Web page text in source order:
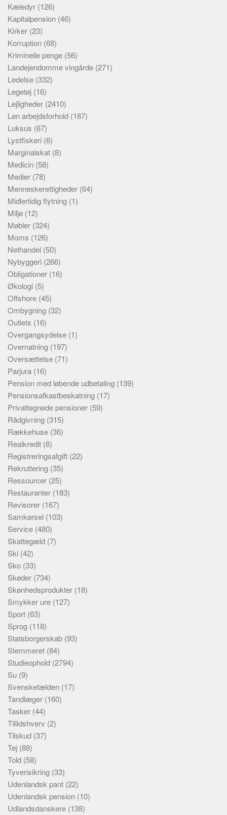
Kæledyr (126)
Kapitalpension (46)
Kirker (23)
Korruption (68)
Kriminelle penge (56)
Landejendomme vingårde (271)
Ledelse (332)
Legetøj (16)
Lejligheder (2410)
Løn arbejdsforhold (187)
Luksus (67)
Lystfiskeri (6)
Marginalskat (8)
Medicin (58)
Medier (78)
Menneskerettigheder (64)
Midlertidig flytning (1)
Miljø (12)
Møbler (324)
Moms (126)
Nethandel (50)
Nybyggeri (266)
Obligationer (16)
Økologi (5)
Offshore (45)
Ombygning (32)
Outlets (16)
Overgangsydelse (1)
Overnatning (197)
Oversættelse (71)
Parjura (16)
Pension med løbende udbetaling (139)
Pensionsafkastbeskatning (17)
Privattegnede pensioner (59)
Rådgivning (315)
Rækkehuse (36)
Realkredit (8)
Registreringsafgift (22)
Rekruttering (35)
Ressourcer (25)
Restauranter (183)
Revisorer (167)
Samkørsel (103)
Service (480)
Skattegæld (7)
Ski (42)
Sko (33)
Skøder (734)
Skønhedsprodukter (18)
Smykker ure (127)
Sport (63)
Sprog (118)
Statsborgerskab (93)
Stemmeret (84)
Studieophold (2794)
Su (9)
Svenskefælden (17)
Tandlæger (160)
Tasker (44)
Tillidshverv (2)
Tilskud (37)
Tøj (88)
Told (58)
Tyverisikring (33)
Udenlandsk pant (22)
Udenlandsk pension (10)
Udlandsdanskere (138)